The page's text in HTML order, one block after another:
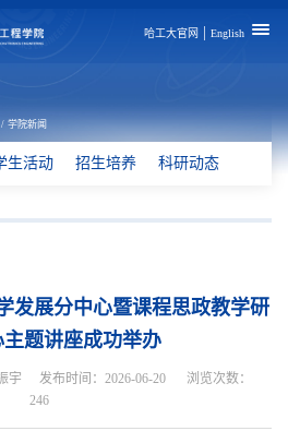
哈工大官网 English
/ 学院新闻
生活动 招生培养 科研动态
发展分中心暨课程思政教学研
题讲座成功举办
宇 发布时间：2026-06-20
浏览次数：
246